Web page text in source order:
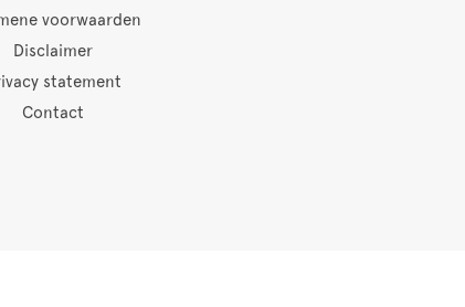
voorwaarden
Disclaimer
statement
Contact